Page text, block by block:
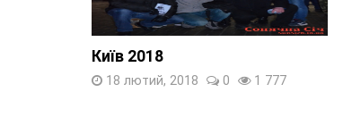
Київ 2018
18 лютий, 2018 0 1 777